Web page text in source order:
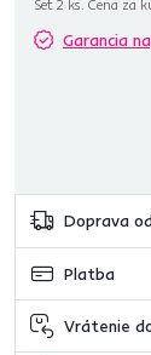
Set 2 ks. Cena za
Garancia
Doprava
Platba
Vrátenie